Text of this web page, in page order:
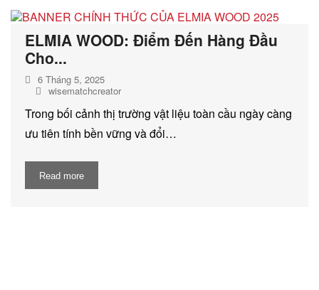
ELMIA WOOD: Điểm Đến Hàng Đầu
Cho...
6 Tháng 5, 2025
wisematchcreator
Trong bối cảnh thị trường vật liệu toàn cầu ngày càng
ưu tiên tính bền vững và đổi…
Read more
DỊCH VỤ KIỂM KÊ KHÍ THẢI NHÀ